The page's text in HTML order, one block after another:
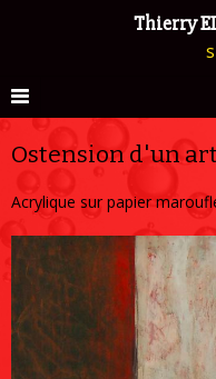
Thierry
Ostension d'un
Acrylique sur papier